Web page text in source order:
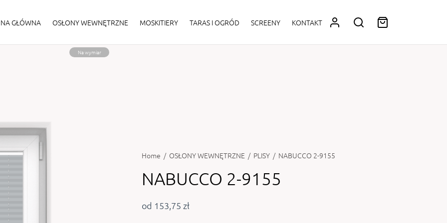
GŁÓWNA OSŁONY WEWNĘTRZNE MOSKITIERY TARAS I OGRÓD SCREENY KONTAKT
Na wymiar
Home / OSŁONY WEWNĘTRZNE / PLISY / NABUCCO 2-9155
NABUCCO 2-9155
od 153,75 zł